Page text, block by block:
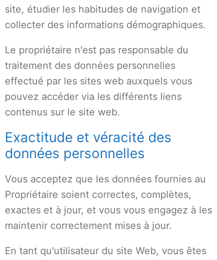
site, étudier les habitudes de navigation et
collecter des informations démographiques.
Le propriétaire n'est pas responsable du
traitement des données personnelles
effectué par les sites web auxquels vous
pouvez accéder via les différents liens
contenus sur le site web.
Exactitude et véracité des
données personnelles
Vous acceptez que les données fournies au
Propriétaire soient correctes, complètes,
exactes et à jour, et vous vous engagez à les
maintenir correctement mises à jour.
En tant qu'utilisateur du site Web, vous êtes